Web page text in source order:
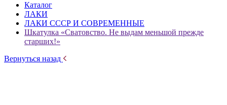
Каталог
ЛАКИ
ЛАКИ СССР И СОВРЕМЕННЫЕ
Шкатулка «Сватовство. Не выдам меньшой прежде
старших!»
Вернуться назад